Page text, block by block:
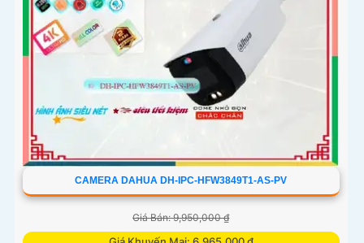
CAMERA DAHUA DH-IPC-HFW3849T1-AS-PV
Giá Bán: 9,950,000 ₫